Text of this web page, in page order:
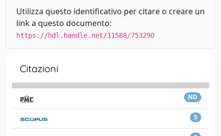
Utilizza questo identificativo per citare o creare un
link a questo documento:
https://hdl.handle.net/11588/753290
Citazioni
ND
5